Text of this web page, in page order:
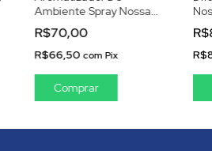
Ambiente Spray Nossa
Essência 250 ml
R$70,00
R$66,50com Pix